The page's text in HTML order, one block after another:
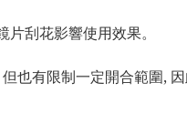
刮花影響使用效果。
也有限制一定開合範圍,